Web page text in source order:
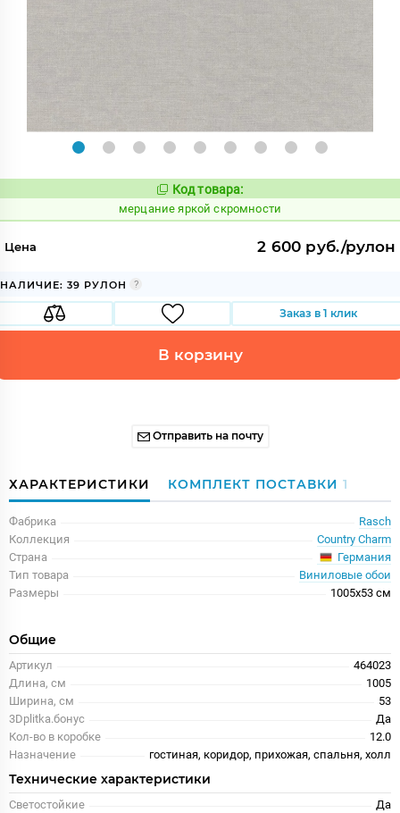
Код:
975843
Код товара:
мерцание яркой скромности
Цена 2 600 руб./рулон
НАЛИЧИЕ: 39 РУЛОН
Заказ в 1 клик
В корзину
Отправить на почту
ХАРАКТЕРИСТИКИ КОМПЛЕКТ ПОСТАВКИ 1
Фабрика
Rasch
Коллекция
Country Charm
Страна
Германия
Тип товара
Виниловые обои
Размеры
1005x53 см
Общие
Артикул
464023
Длина, см
1005
Ширина, см
53
3Dplitka.бонус
Да
Кол-во в коробке
12.0
Назначение
гостиная, коридор, прихожая, спальня, холл
Технические характеристики
Светостойкие
Да